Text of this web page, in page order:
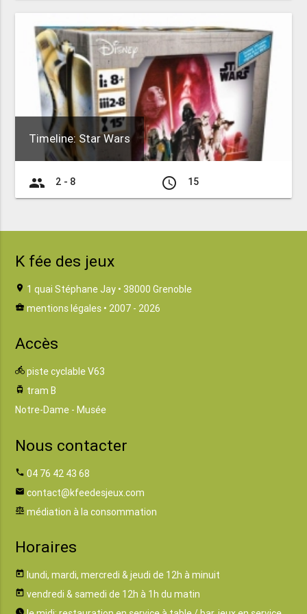
Timeline: Star Wars
group 2 - 8 access_time 15
K fée des jeux
location_on 1 quai Stéphane Jay • 38000 Grenoble
business_center mentions légales • 2007 - 2026
Accès
directions_bike piste cyclable V63
tram tram B
Notre-Dame - Musée
Nous contacter
phone 04 76 42 43 68
email contact@kfeedesjeux.com
balance médiation à la consommation
Horaires
today lundi, mardi, mercredi & jeudi de 12h à minuit
today vendredi & samedi de 12h à 1h du matin
watch_later